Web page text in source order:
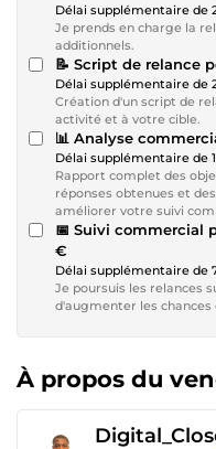
Délai supplémentaire de
Je prends en charge la
additionnels.
📝 Script de relance
Délai supplémentaire de
Création d'un script de
activité et à votre cible.
📊 Analyse
Délai supplémentaire de
Rapport complet des
réponses obtenues et
améliorer votre suivi
📅 Suivi commercial
€
Délai supplémentaire de
Je poursuis les relances
d'augmenter les chances
À propos du